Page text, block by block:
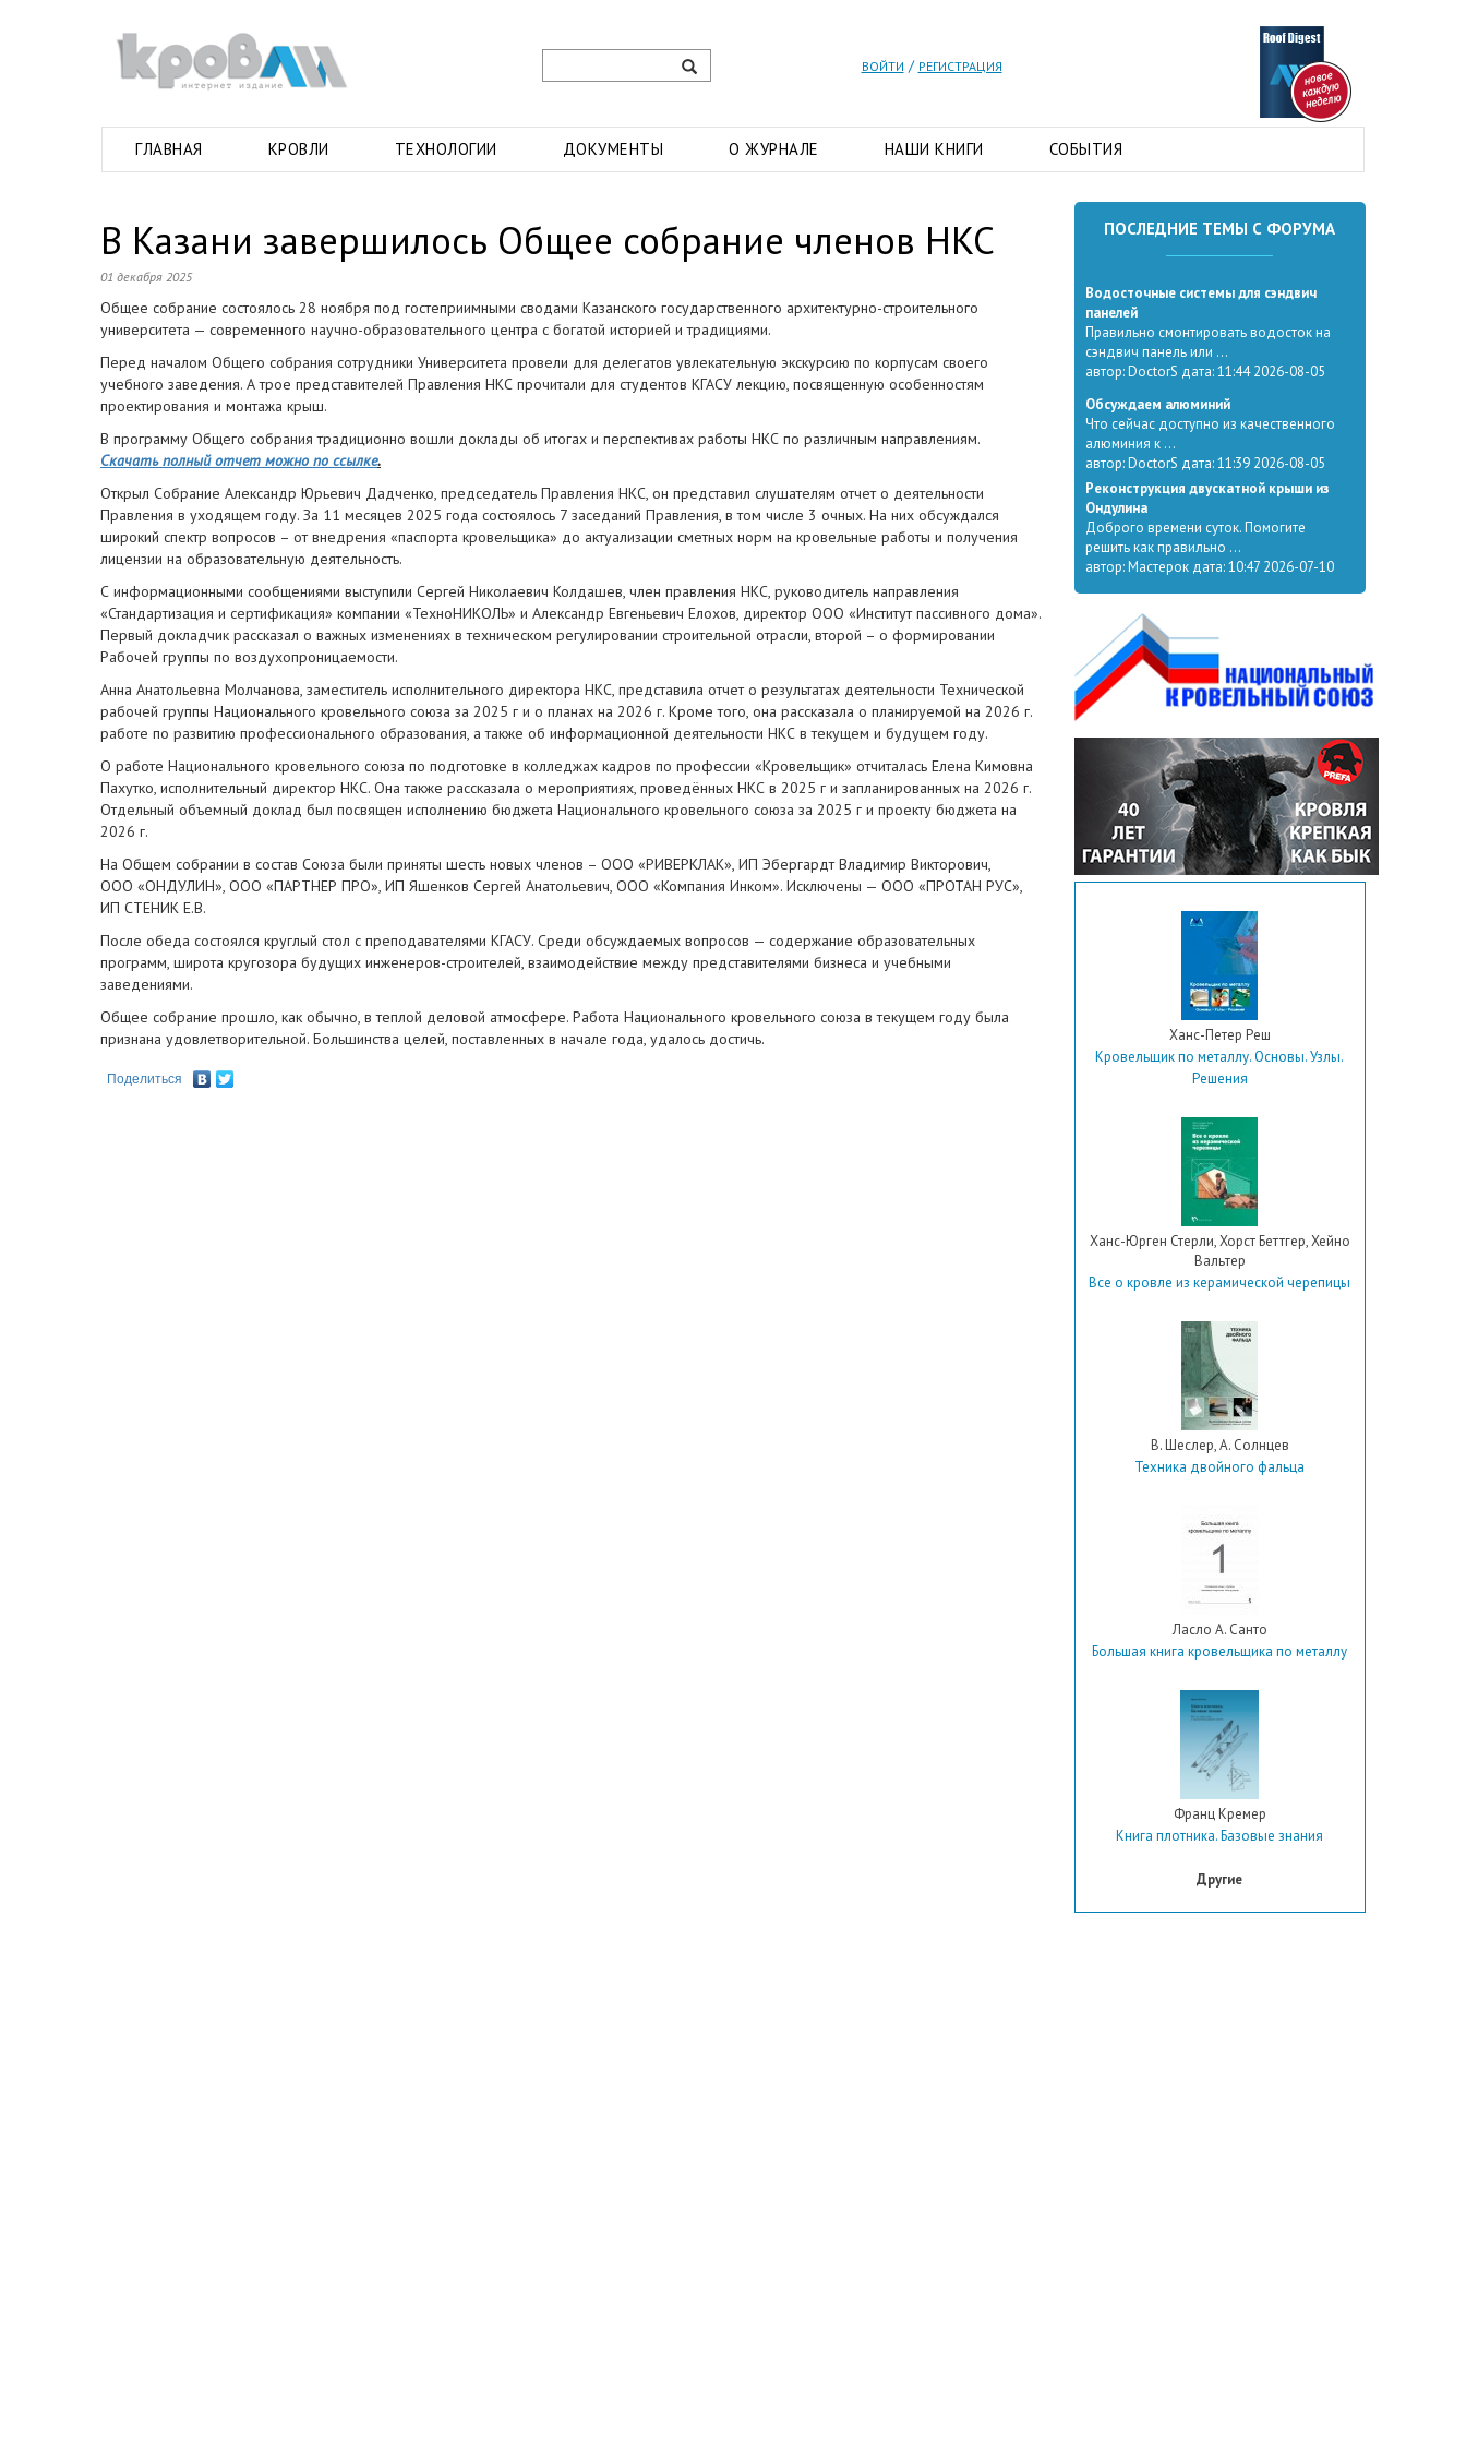
ВОЙТИ / РЕГИСТРАЦИЯ
ГЛАВНАЯ КРОВЛИ ТЕХНОЛОГИИ ДОКУМЕНТЫ О ЖУРНАЛЕ НАШИ КНИГИ СОБЫТИЯ
В Казани завершилось Общее собрание членов НКС
01 декабря 2025
Общее собрание состоялось 28 ноября под гостеприимными сводами Казанского государственного архитектурно-строительного
университета — современного научно-образовательного центра с богатой историей и традициями.
Перед началом Общего собрания сотрудники Университета провели для делегатов увлекательную экскурсию по корпусам своего
учебного заведения. А трое представителей Правления НКС прочитали для студентов КГАСУ лекцию, посвященную особенностям
проектирования и монтажа крыш.
В программу Общего собрания традиционно вошли доклады об итогах и перспективах работы НКС по различным направлениям.
Скачать полный отчет можно по ссылке.
Открыл Собрание Александр Юрьевич Дадченко, председатель Правления НКС, он представил слушателям отчет о деятельности
Правления в уходящем году. За 11 месяцев 2025 года состоялось 7 заседаний Правления, в том числе 3 очных. На них обсуждался
широкий спектр вопросов – от внедрения «паспорта кровельщика» до актуализации сметных норм на кровельные работы и получения
лицензии на образовательную деятельность.
С информационными сообщениями выступили Сергей Николаевич Колдашев, член правления НКС, руководитель направления
«Стандартизация и сертификация» компании «ТехноНИКОЛЬ» и Александр Евгеньевич Елохов, директор ООО «Институт пассивного дома».
Первый докладчик рассказал о важных изменениях в техническом регулировании строительной отрасли, второй – о формировании
Рабочей группы по воздухопроницаемости.
Анна Анатольевна Молчанова, заместитель исполнительного директора НКС, представила отчет о результатах деятельности Технической
рабочей группы Национального кровельного союза за 2025 г и о планах на 2026 г. Кроме того, она рассказала о планируемой на 2026 г.
работе по развитию профессионального образования, а также об информационной деятельности НКС в текущем и будущем году.
О работе Национального кровельного союза по подготовке в колледжах кадров по профессии «Кровельщик» отчиталась Елена Кимовна
Пахутко, исполнительный директор НКС. Она также рассказала о мероприятиях, проведённых НКС в 2025 г и запланированных на 2026 г.
Отдельный объемный доклад был посвящен исполнению бюджета Национального кровельного союза за 2025 г и проекту бюджета на
2026 г.
На Общем собрании в состав Союза были приняты шесть новых членов – ООО «РИВЕРКЛАК», ИП Эбергардт Владимир Викторович,
ООО «ОНДУЛИН», ООО «ПАРТНЕР ПРО», ИП Яшенков Сергей Анатольевич, ООО «Компания Инком». Исключены — ООО «ПРОТАН РУС»,
ИП СТЕНИК Е.В.
После обеда состоялся круглый стол с преподавателями КГАСУ. Среди обсуждаемых вопросов — содержание образовательных
программ, широта кругозора будущих инженеров-строителей, взаимодействие между представителями бизнеса и учебными
заведениями.
Общее собрание прошло, как обычно, в теплой деловой атмосфере. Работа Национального кровельного союза в текущем году была
признана удовлетворительной. Большинства целей, поставленных в начале года, удалось достичь.
Поделиться
ПОСЛЕДНИЕ ТЕМЫ С ФОРУМА
Водосточные системы для сэндвич
панелей
Правильно смонтировать водосток на
сэндвич панель или ...
автор: DoctorS дата: 11:44 2026-08-05
Обсуждаем алюминий
Что сейчас доступно из качественного
алюминия к ...
автор: DoctorS дата: 11:39 2026-08-05
Реконструкция двускатной крыши из
Ондулина
Доброго времени суток. Помогите
решить как правильно ...
автор: Мастерок дата: 10:47 2026-07-10
Ханс-Петер Реш
Кровельщик по металлу. Основы. Узлы.
Решения
Ханс-Юрген Стерли, Хорст Беттгер, Хейно
Вальтер
Все о кровле из керамической черепицы
В. Шеслер, А. Солнцев
Техника двойного фальца
Ласло А. Санто
Большая книга кровельщика по металлу
Франц Кремер
Книга плотника. Базовые знания
Другие